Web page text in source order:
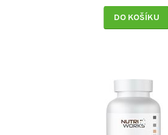
DO KOŠÍKU